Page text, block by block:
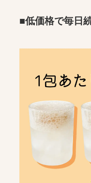
■低価格で毎日